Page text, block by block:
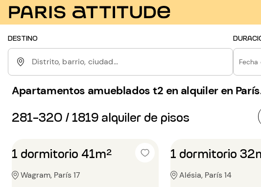
DESTINO
Distrito, barrio, ciudad...
Apartamentos amueblados t2 en alquiler en
281-320 / 1819 alquiler de pisos
1 dormitorio 41m²
Wagram, París 17
1 dormitorio
Alésia, París 14